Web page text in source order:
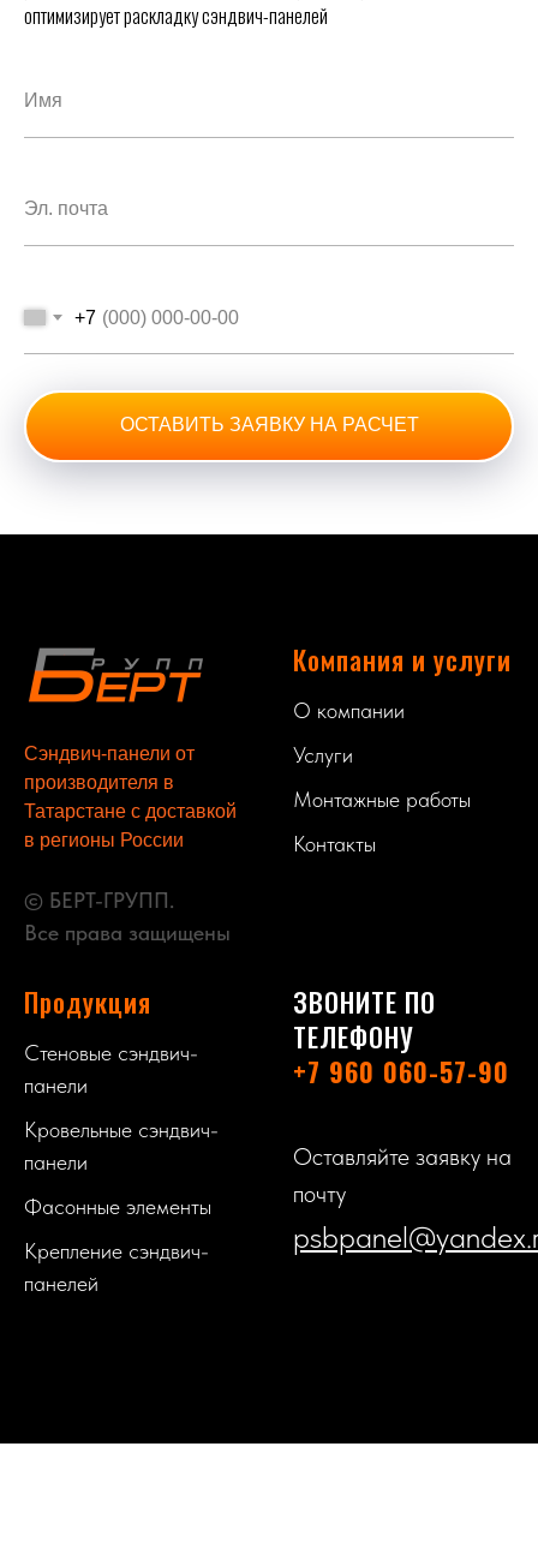
оптимизирует раскладку сэндвич-панелей
+7
ОСТАВИТЬ ЗАЯВКУ НА РАСЧЕТ
Сэндвич-панели от
производителя в
Татарстане с доставкой
в регионы России
© БЕРТ-ГРУПП.
Все права защищены
Компания и услуги
О компании
Услуги
Монтажные работы
Контакты
Продукция
Стеновые сэндвич-
панели
Кровельные сэндвич-
панели
Фасонные элементы
Крепление сэндвич-
панелей
ЗВОНИТЕ ПО
ТЕЛЕФОНУ
+7 960 060-57-90
Оставляйте заявку на
почту